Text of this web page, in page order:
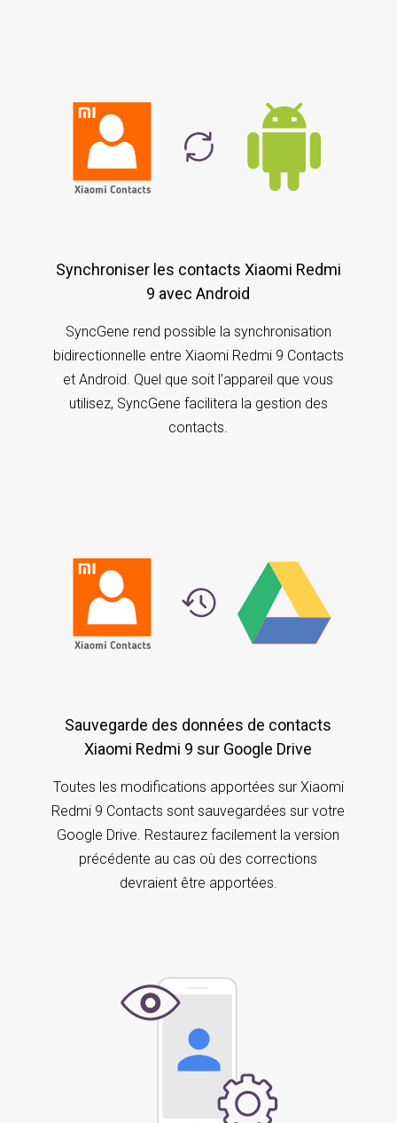
Synchroniser les contacts Xiaomi Redmi
9 avec Android
SyncGene rend possible la synchronisation
bidirectionnelle entre Xiaomi Redmi 9 Contacts
et Android. Quel que soit l’appareil que vous
utilisez, SyncGene facilitera la gestion des
contacts.
Sauvegarde des données de contacts
Xiaomi Redmi 9 sur Google Drive
Toutes les modifications apportées sur Xiaomi
Redmi 9 Contacts sont sauvegardées sur votre
Google Drive. Restaurez facilement la version
précédente au cas où des corrections
devraient être apportées.